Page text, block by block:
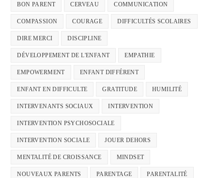
BON PARENT CERVEAU COMMUNICATION
COMPASSION COURAGE DIFFICULTÉS SCOLAIRES
DIRE MERCI DISCIPLINE
DÉVELOPPEMENT DE L'ENFANT EMPATHIE
EMPOWERMENT ENFANT DIFFÉRENT
ENFANT EN DIFFICULTE GRATITUDE HUMILITÉ
INTERVENANTS SOCIAUX INTERVENTION
INTERVENTION PSYCHOSOCIALE
INTERVENTION SOCIALE JOUER DEHORS
MENTALITÉ DE CROISSANCE MINDSET
NOUVEAUX PARENTS PARENTAGE PARENTALITÉ